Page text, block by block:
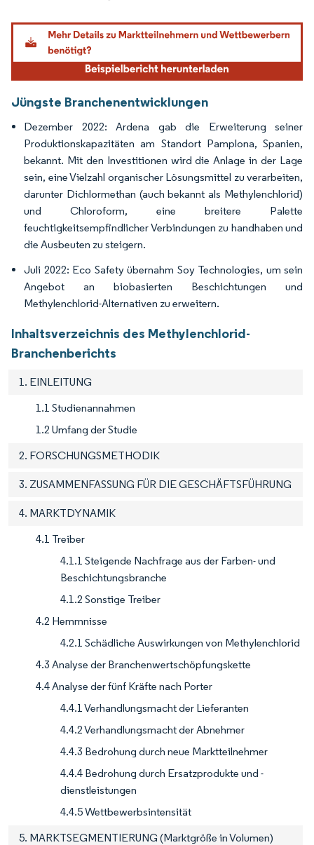
Bild © Mordor Intelligence. Wiederverwendung erfordert Namensnennung gemäß
Jüngste Branchenentwicklungen
Dezember 2022: Ardena gab die Erweiterung seiner
Produktionskapazitäten am Standort Pamplona, Spanien,
bekannt. Mit den Investitionen wird die Anlage in der Lage
sein, eine Vielzahl organischer Lösungsmittel zu verarbeiten,
darunter Dichlormethan (auch bekannt als Methylenchlorid)
und Chloroform, eine breitere Palette
feuchtigkeitsempfindlicher Verbindungen zu handhaben und
die Ausbeuten zu steigern.
Juli 2022: Eco Safety übernahm Soy Technologies, um sein
Angebot an biobasierten Beschichtungen und
Methylenchlorid-Alternativen zu erweitern.
Inhaltsverzeichnis des Methylenchlorid-
Branchenberichts
1. EINLEITUNG
1.1 Studienannahmen
1.2 Umfang der Studie
2. FORSCHUNGSMETHODIK
3. ZUSAMMENFASSUNG FÜR DIE GESCHÄFTSFÜHRUNG
4. MARKTDYNAMIK
4.1 Treiber
4.1.1 Steigende Nachfrage aus der Farben- und
Beschichtungsbranche
4.1.2 Sonstige Treiber
4.2 Hemmnisse
4.2.1 Schädliche Auswirkungen von Methylenchlorid
4.3 Analyse der Branchenwertschöpfungskette
4.4 Analyse der fünf Kräfte nach Porter
4.4.1 Verhandlungsmacht der Lieferanten
4.4.2 Verhandlungsmacht der Abnehmer
4.4.3 Bedrohung durch neue Marktteilnehmer
4.4.4 Bedrohung durch Ersatzprodukte und -
dienstleistungen
4.4.5 Wettbewerbsintensität
5. MARKTSEGMENTIERUNG (Marktgröße in Volumen)